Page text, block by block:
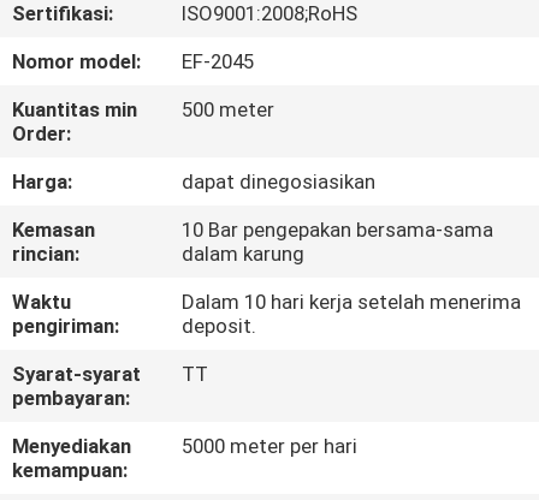
TUR
PABRIK
KONTROL
KUALITAS
HUBUNGI
KAMI
MINTA
Sertifikasi:
ISO9001:2008;RoHS
Nomor model:
EF-2045
Kuantitas min
Order:
500 meter
Harga:
dapat dinegosiasikan
Kemasan
rincian:
10 Bar pengepakan bersama-sama
dalam karung
Waktu
pengiriman:
Dalam 10 hari kerja setelah menerima
deposit.
Syarat-syarat
pembayaran:
TT
Menyediakan
kemampuan:
5000 meter per hari